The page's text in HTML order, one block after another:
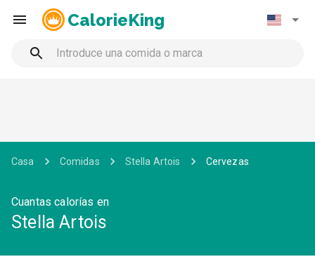
CalorieKing
Casa Comidas Stella Artois Cervezas
Cuantas calorías en
Stella Artois